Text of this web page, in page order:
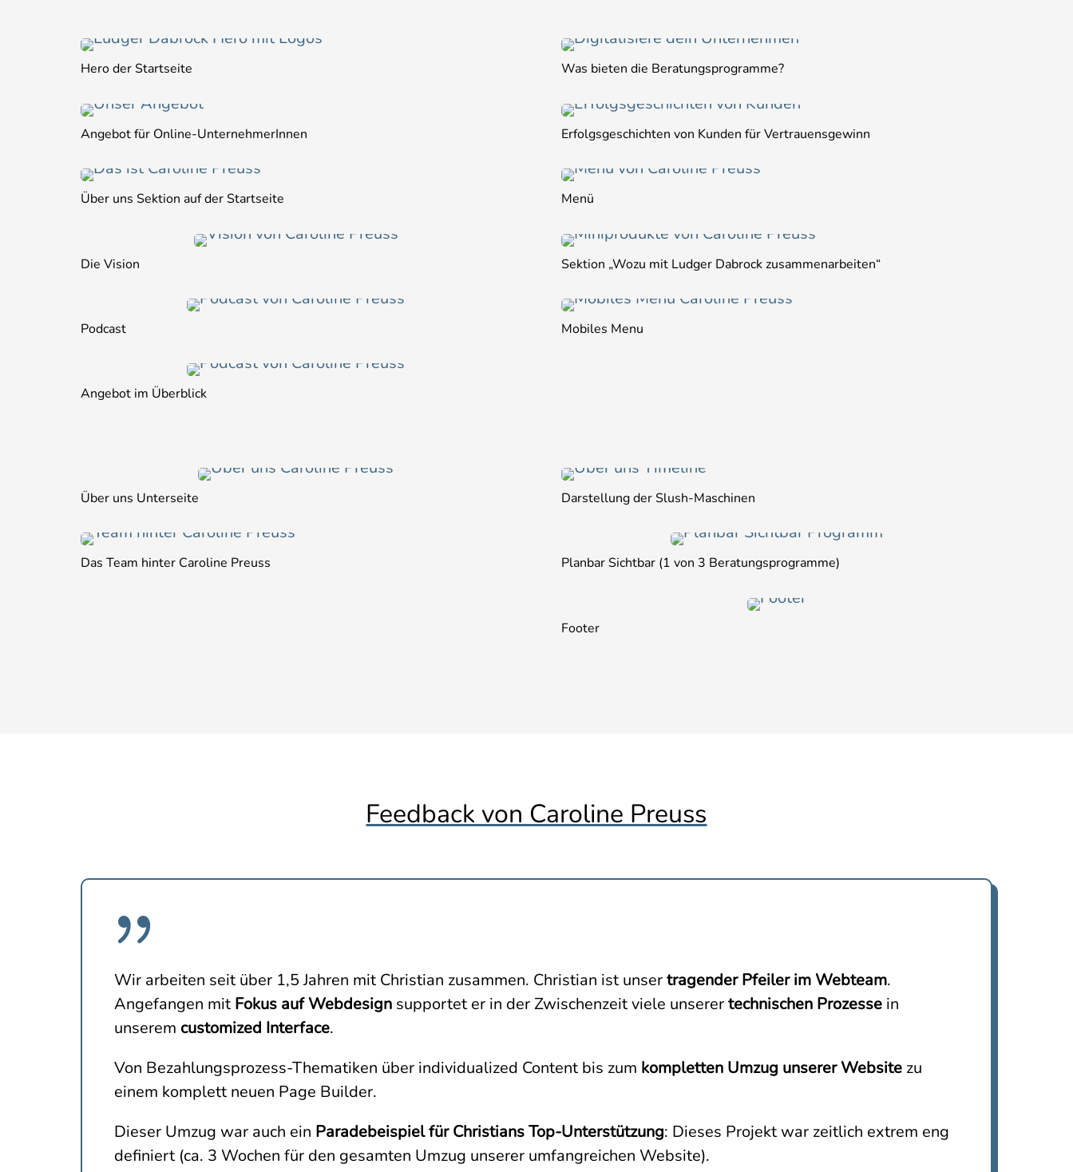
Hero der Startseite
Angebot für Online-UnternehmerInnen
Über uns Sektion auf der Startseite
Die Vision
Podcast
Angebot im Überblick
Was bieten die Beratungsprogramme?
Erfolgsgeschichten von Kunden für Vertrauensgewinn
Menü
Sektion „Wozu mit Ludger Dabrock zusammenarbeiten“
Mobiles Menu
Über uns Unterseite
Das Team hinter Caroline Preuss
Darstellung der Slush-Maschinen
Planbar Sichtbar (1 von 3 Beratungsprogramme)
Footer
Feedback von Caroline Preuss
{
Wir arbeiten seit über 1,5 Jahren mit Christian zusammen. Christian ist unsertragender Pfeiler im Webteam.
Angefangen mit Fokus auf Webdesignsupportet er in der Zwischenzeit viele unserertechnischen Prozessein
unserem customized Interface.
Von Bezahlungsprozess-Thematiken über individualized Content bis zum kompletten Umzug unserer Websitezu
einem komplett neuen Page Builder.
Dieser Umzug war auch ein Paradebeispiel für Christians Top-Unterstützung: Dieses Projekt war zeitlich extrem eng
definiert (ca. 3 Wochen für den gesamten Umzug unserer umfangreichen Website).